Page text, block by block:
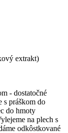
extrakt)
- dostatočné
s práškom do
do hmoty
na plech s
odkôstkované